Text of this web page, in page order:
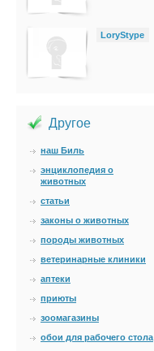
LoryStype
Другое
наш Биль
энциклопедия о
животных
статьи
законы о животных
породы животных
ветеринарные клиники
аптеки
приюты
зоомагазины
обои для рабочего стола